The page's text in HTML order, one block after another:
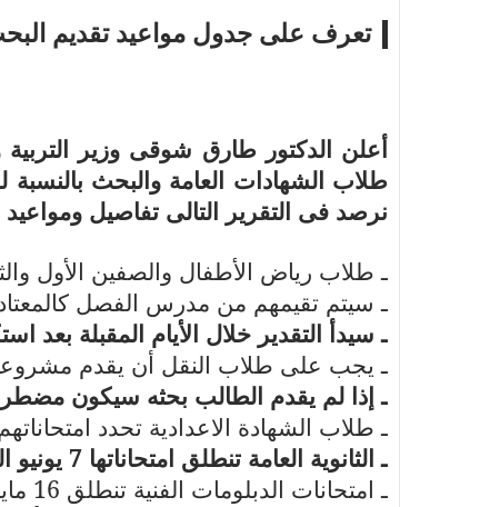
تعرف على جدول مواعيد تقديم
أعلن الدكتور طارق شوقى وزير التربية
طلاب الشهادات العامة والبحث بالنسبة
نرصد فى التقرير التالى تفاصيل ومواعيد
ـ طلاب رياض الأطفال والصفين الأول
ـ سيتم تقيمهم من مدرس الفصل كالمعتاد
ـ سيدأ التقدير خلال الأيام المقبلة بعد
ـ يجب على طلاب النقل أن يقدم مشروعه على
ـ إذا لم يقدم الطالب بحثه سيكون
ـ طلاب الشهادة الاعدادية تحدد
ـ الثانوية العامة تنطلق امتحاناتها 7 يونيو المقبل.
ـ امتحانات الدبلومات الفنية تنطلق 16 مايو المقبل.